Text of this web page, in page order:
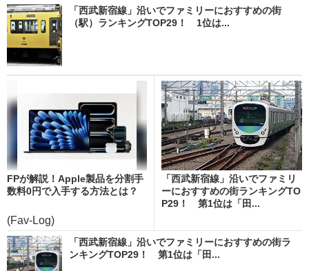
「西武新宿線」沿いでファミリーにおすすめの街
（駅）ランキングTOP29！ 1位は...
FPが解説！Apple製品を分割手
数料0円で入手する方法とは？
(Fav-Log)
「西武新宿線」沿いでファミリ
ーにおすすめの街ランキングTO
P29！ 第1位は「田...
「西武新宿線」沿いでファミリーにおすすめの街ラ
ンキングTOP29！ 第1位は「田...